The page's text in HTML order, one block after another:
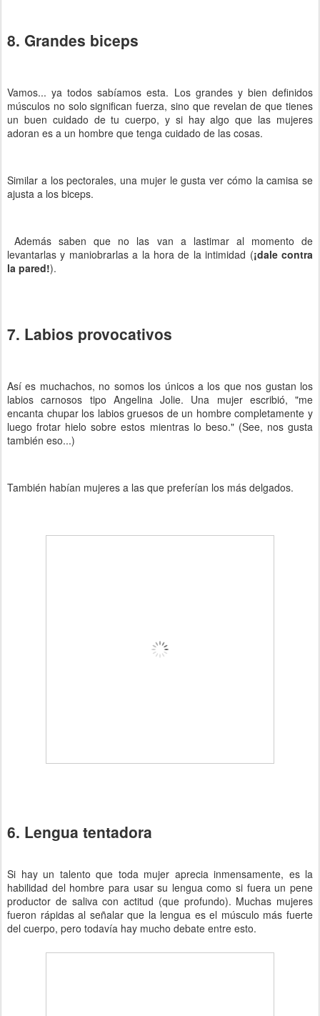
8. Grandes biceps
Vamos... ya todos sabíamos esta. Los grandes y bien definidos
músculos no solo significan fuerza, sino que revelan de que tienes
un buen cuidado de tu cuerpo, y si hay algo que las mujeres
adoran es a un hombre que tenga cuidado de las cosas.
Similar a los pectorales, una mujer le gusta ver cómo la camisa se
ajusta a los biceps.
Además saben que no las van a lastimar al momento de
levantarlas y maniobrarlas a la hora de la intimidad (¡dale contra
la pared!).
7. Labios provocativos
Así es muchachos, no somos los únicos a los que nos gustan los
labios carnosos tipo Angelina Jolie. Una mujer escribió, "me
encanta chupar los labios gruesos de un hombre completamente y
luego frotar hielo sobre estos mientras lo beso." (See, nos gusta
también eso...)
También habían mujeres a las que preferían los más delgados.
6. Lengua tentadora
Si hay un talento que toda mujer aprecia inmensamente, es la
habilidad del hombre para usar su lengua como si fuera un pene
productor de saliva con actitud (que profundo). Muchas mujeres
fueron rápidas al señalar que la lengua es el músculo más fuerte
del cuerpo, pero todavía hay mucho debate entre esto.